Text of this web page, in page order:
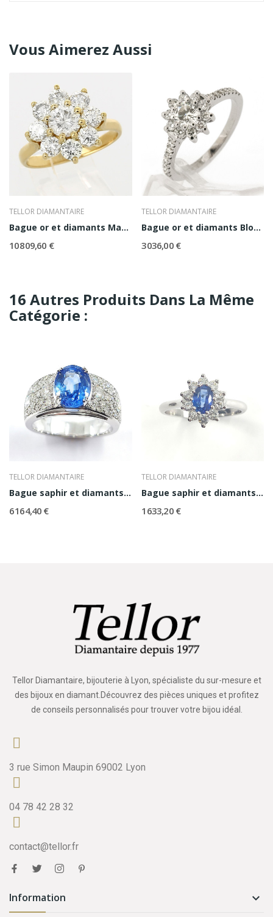
Vous Aimerez Aussi
TELLOR DIAMANTAIRE
Bague or et diamants Marguerite
10 809,60 €
TELLOR DIAMANTAIRE
Bague or et diamants Bloom
3 036,00 €
16 Autres Produits Dans La Même
Catégorie :
TELLOR DIAMANTAIRE
Bague saphir et diamants Azurée
6 164,40 €
TELLOR DIAMANTAIRE
Bague saphir et diamants Naïa
1 633,20 €
Tellor Diamantaire, bijouterie à Lyon, spécialiste du sur-mesure et
des bijoux en diamant.Découvrez des pièces uniques et profitez
de conseils personnalisés pour trouver votre bijou idéal.
3 rue Simon Maupin 69002 Lyon
04 78 42 28 32
contact@tellor.fr
Information 